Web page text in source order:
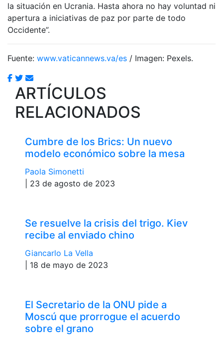
la situación en Ucrania. Hasta ahora no hay voluntad ni
apertura a iniciativas de paz por parte de todo
Occidente”.
Fuente: www.vaticannews.va/es / Imagen: Pexels.
ARTÍCULOS
RELACIONADOS
Cumbre de los Brics: Un nuevo
modelo económico sobre la mesa
Paola Simonetti
| 23 de agosto de 2023
Se resuelve la crisis del trigo. Kiev
recibe al enviado chino
Giancarlo La Vella
| 18 de mayo de 2023
El Secretario de la ONU pide a
Moscú que prorrogue el acuerdo
sobre el grano